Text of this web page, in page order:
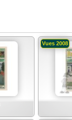
Vues 2008